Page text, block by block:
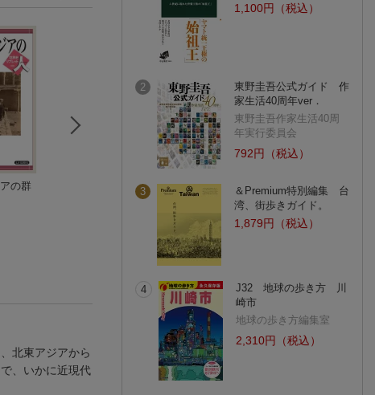
の群
「主観主義」の哲学
青木育志
中央ユーラシア
現代的視座
梅村坦
北東アジアから
、いかに近現代
1,100円（税込）
2
東野圭吾公式ガイド 作
家生活40周年ver．
東野圭吾作家生活40周
年実行委員会
792円（税込）
3
＆Premium特別編集 台
湾、街歩きガイド。
1,879円（税込）
4
J32 地球の歩き方 川
崎市
地球の歩き方編集室
2,310円（税込）